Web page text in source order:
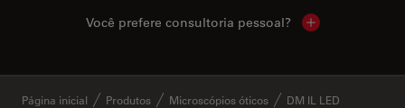
Você prefere consultoria pessoal? Show local
Página inicial Produtos Microscópios óticos DM IL LED